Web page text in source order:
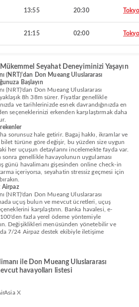
13:55 20:30 Tokyo
21:15 02:00 Tokyo
Seyahat Deneyiminizi Yaşayın
(NRT)'dan Don Mueang Uluslararası
Başlayın
(NRT)'dan Don Mueang Uluslararası
8h 38m sürer. Fiyatlar genellikle
ve tarihlerinizde esnek davrandığınızda en
seçeneklerinizi erkenden karşılaştırmak daha
sorunsuz hale getirir. Bagaj hakkı, ikramlar ve
türüne göre değişir, bu yüzden size uygun
her uçuşun detaylarını incelemekte fayda var.
sonra genellikle havayolunun uygulaması
günü havalimanı gişesinden online check-in
içeriyorsa, seyahatin stressiz geçmesi için
Airpaz
(NRT)'dan Don Mueang Uluslararası
uçuş bulun ve mevcut ücretleri, uçuş
karşılaştırın. Banka havalesi, e-
fazla yerel ödeme yöntemiyle
Değişiklikleri menüsünden yönetebilir ve
7/24 Airpaz destek ekibiyle iletişime
ile Don Mueang Uluslararası
havayolları listesi
X